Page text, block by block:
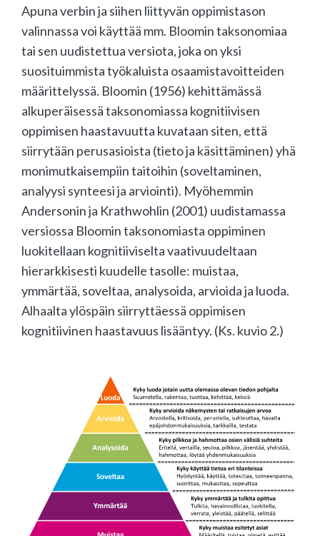
Apuna verbin ja siihen liittyvän oppimistason
valinnassa voi käyttää mm. Bloomin taksonomiaa
tai sen uudistettua versiota, joka on yksi
suosituimmista työkaluista osaamistavoitteiden
määrittelyssä. Bloomin (1956) kehittämässä
alkuperäisessä taksonomiassa kognitiivisen
oppimisen haastavuutta kuvataan siten, että
siirrytään perusasioista (tieto ja käsittäminen) yhä
monimutkaisempiin taitoihin (soveltaminen,
analyysi synteesi ja arviointi). Myöhemmin
Andersonin ja Krathwohlin (2001) uudistamassa
versiossa Bloomin taksonomiasta oppiminen
luokitellaan kognitiiviselta vaativuudeltaan
hierarkkisesti kuudelle tasolle: muistaa,
ymmärtää, soveltaa, analysoida, arvioida ja luoda.
Alhaalta ylöspäin siirryttäessä oppimisen
kognitiivinen haastavuus lisääntyy. (Ks. kuvio 2.)